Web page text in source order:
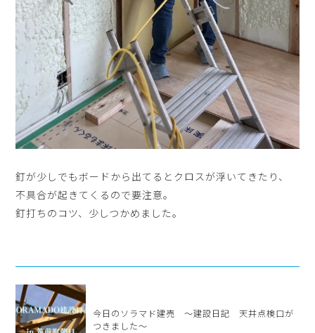
釘が少しでもボードから出てるとクロスが浮いてきたり、
不具合が起きてくるので要注意。
釘打ちのコツ、少しつかめました。
今日のソラマド建売 ～建設日記 天井点検口が
つきました～